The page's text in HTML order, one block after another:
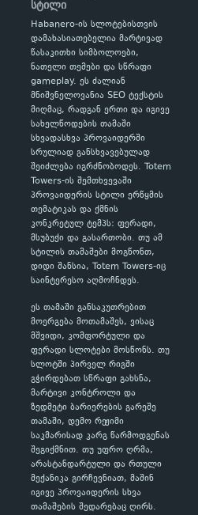
სტილი
Habanero-ის სლოტებისთვის
დამახასიათებელია მარტივად
წასაკითხი სიმბოლოები,
ნათელი თემები და სწრაფი
gameplay. ეს ძალიან
მნიშვნელოვანია SEO ტექსტის
მიღმაც, რადგან ერთი და იგივე
სახელწოდების თამაში
სხვადასხვა პროვაიდერში
სრულიად განსხვავებულად
შეიძლება იგრძნობოდეს. Totem
Towers-ის შემთხვევაში
პროვაიდერის სტილი ერწყმის
თემატიკას და ქმნის
კონკრეტულ ტემპს: ფერადი,
მსუბუქი და გასართობი. თუ ამ
სტილის თამაშები მოგწონთ,
დიდი შანსია, Totem Towers-იც
საინტერესო აღმოჩნდეს.
ეს თამაში განსაკუთრებით
მოერგება მოთამაშეს, ვისაც
მშვიდი, კომფორტული და
ფერადი სლოტები მოსწონს. თუ
სლოტში პირველ რიგში
გჭირდებათ სწრაფი გახსნა,
მარტივი კონტროლი და
ზედმეტი ბარიერების გარეშე
თამაში, დემო რეჟიმი
საკმარისად კარგ წარმოდგენას
შეგიქმნით. თუ უფრო ღრმა,
არასტანდარტული და რთული
მექანიკა გირჩევნიათ, მაშინ
იგივე პროვაიდერის სხვა
თამაშების შედარებაც ღირს.